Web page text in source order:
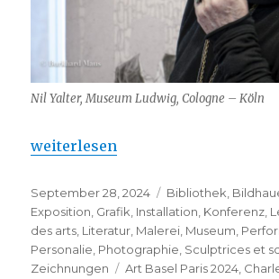
Nil Yalter, Museum Ludwig, Cologne – Köln
„Nil Yalter – Art Basel Paris 2024“
weiterlesen
Veröffentlicht
am
September 28, 2024 Kategorien
Bibliothek,
Exposition, Grafik, Installation, Konferenz,
des arts, Literatur, Malerei, Museum,
Personalie, Photographie, Sculptrices et
Zeichnungen
Schlagwörter
Art Basel Paris 2024,